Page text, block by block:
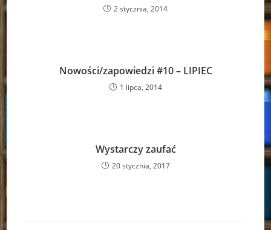
2 stycznia, 2014
Nowości/zapowiedzi #10 – LIPIEC
1 lipca, 2014
Wystarczy zaufać
20 stycznia, 2017